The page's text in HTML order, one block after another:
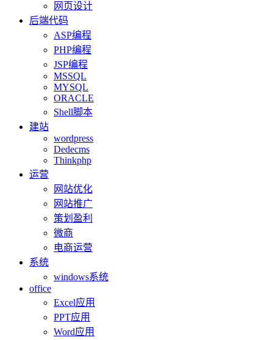
网页设计
后端代码
ASP编程
PHP编程
JSP编程
MSSQL
MYSQL
ORACLE
Shell脚本
建站
wordpress
Dedecms
Thinkphp
运营
网站优化
网站推广
策划盈利
微商
电商运营
系统
windows系统
office
Excel应用
PPT应用
Word应用